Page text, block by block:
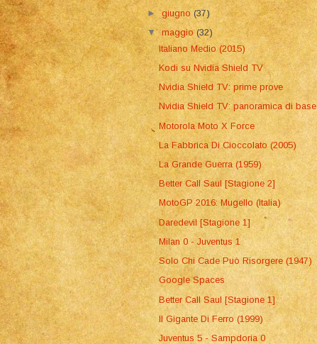
►giugno(37)
▼maggio(32)
Italiano Medio (2015)
Kodi su Nvidia Shield TV
Nvidia Shield TV: prime prove
Nvidia Shield TV: panoramica di base
Motorola Moto X Force
La Fabbrica Di Cioccolato (2005)
La Grande Guerra (1959)
Better Call Saul [Stagione 2]
MotoGP 2016: Mugello (Italia)
Daredevil [Stagione 1]
Milan 0 - Juventus 1
Solo Chi Cade Può Risorgere (1947)
Google Spaces
Better Call Saul [Stagione 1]
Il Gigante Di Ferro (1999)
Juventus 5 - Sampdoria 0